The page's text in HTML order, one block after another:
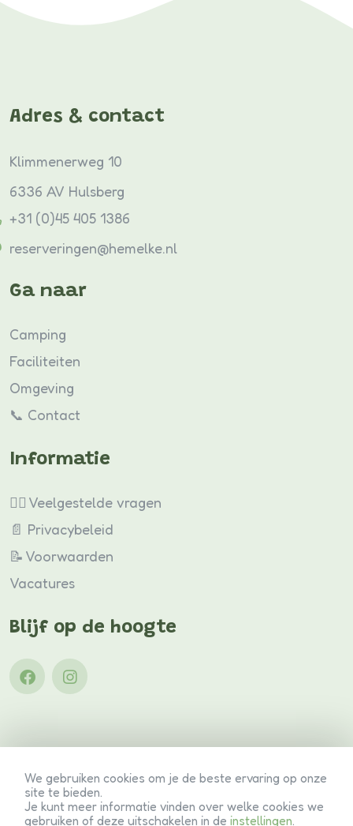
Adres & contact
Klimmenerweg 10
6336 AV Hulsberg
+31 (0)45 405 1386
reserveringen@hemelke.nl
Ga naar
Camping
Faciliteiten
Omgeving
📞 Contact
Informatie
🙋‍♀️ Veelgestelde vragen
📄 Privacybeleid
📝 Voorwaarden
Vacatures
Blijf op de hoogte
Volg ons op Facebook
Volg ons op Instagram
Copyright © 2026 Familiecamping ’t Hemelke
Betaal veilig met:
We gebruiken cookies om je de beste ervaring op onze
site te bieden.
Je kunt meer informatie vinden over welke cookies we
gebruiken of deze uitschakelen in de instellingen.